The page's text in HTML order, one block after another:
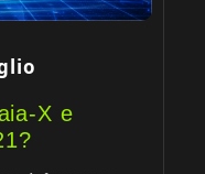
X e